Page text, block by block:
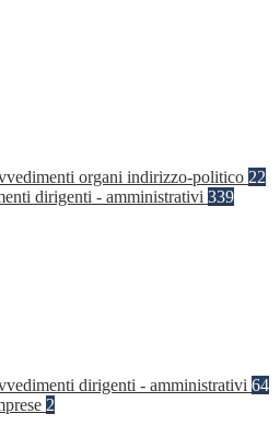
organi indirizzo-politico 22
dirigenti - amministrativi 339
dirigenti - amministrativi 64
2